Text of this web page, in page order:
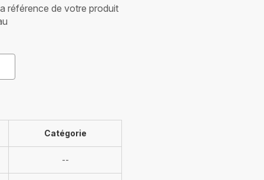
référence de votre produit
Catégorie
--Indisponible